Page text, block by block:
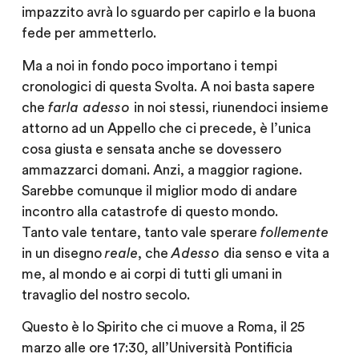
impazzito avrà lo sguardo per capirlo e la buona
fede per ammetterlo.
Ma a noi in fondo poco importano i tempi
cronologici di questa Svolta. A noi basta sapere
che farla adesso in noi stessi, riunendoci insieme
attorno ad un Appello che ci precede, è l’unica
cosa giusta e sensata anche se dovessero
ammazzarci domani. Anzi, a maggior ragione.
Sarebbe comunque il miglior modo di andare
incontro alla catastrofe di questo mondo.
Tanto vale tentare, tanto vale sperare follemente
in un disegno reale, cheAdesso dia senso e vita a
me, al mondo e ai corpi di tutti gli umani in
travaglio del nostro secolo.
Questo è lo Spirito che ci muove a Roma, il 25
marzo alle ore 17:30, all’Università Pontificia